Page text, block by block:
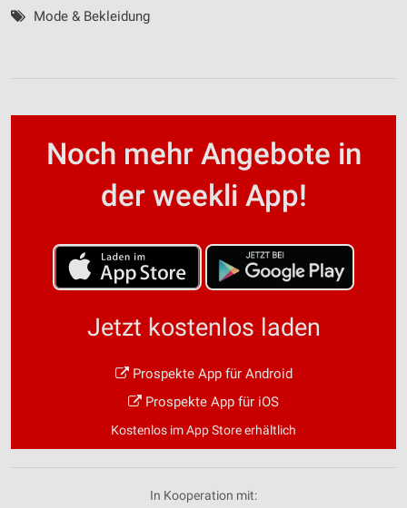
Mode & Bekleidung
Noch mehr Angebote in
der weekli App!
Jetzt kostenlos laden
Prospekte App für Android
Prospekte App für iOS
Kostenlos im App Store erhältlich
In Kooperation mit: